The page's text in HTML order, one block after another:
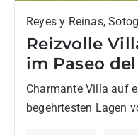
Reyes y Reinas,
Reizvolle
im Paseo
Charmante Villa auf
begehrtesten Lagen